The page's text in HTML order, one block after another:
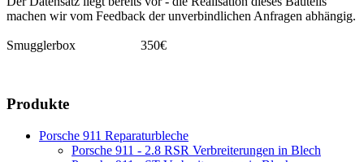
machen wir vom Feedback der unverbindlichen Anfragen abhängig.
Smugglerbox 350€
Produkte
Porsche 911 Reparaturbleche
Porsche 911 - 2.8 RSR Verbreiterungen in Blech